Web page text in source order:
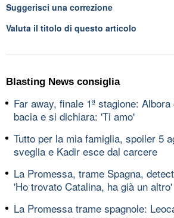
Suggerisci una correzione
Valuta il titolo di questo articolo
Blasting News consiglia
Far away, finale 1ª stagione:
bacia e si dichiara: 'Ti amo'
Tutto per la mia famiglia, spoiler 5
sveglia e Kadir esce dal carcere
La Promessa, trame Spagna,
'Ho trovato Catalina, ha già un altro'
La Promessa trame spagnole: